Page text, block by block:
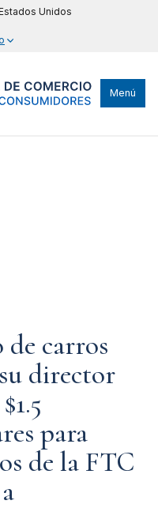
Unidos
Menú
carros
director
para
de la FTC